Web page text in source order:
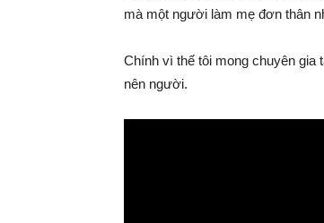
mà một người làm mẹ đơn thân
Chính vì thế tôi mong chuyên gia
nên người.